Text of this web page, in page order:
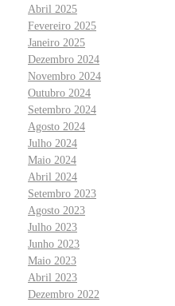
Abril 2025
Fevereiro 2025
Janeiro 2025
Dezembro 2024
Novembro 2024
Outubro 2024
Setembro 2024
Agosto 2024
Julho 2024
Maio 2024
Abril 2024
Setembro 2023
Agosto 2023
Julho 2023
Junho 2023
Maio 2023
Abril 2023
Dezembro 2022